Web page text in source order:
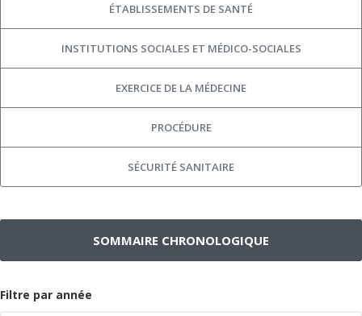
ÉTABLISSEMENTS DE SANTÉ
INSTITUTIONS SOCIALES ET MÉDICO-SOCIALES
EXERCICE DE LA MÉDECINE
PROCÉDURE
SÉCURITÉ SANITAIRE
SOMMAIRE CHRONOLOGIQUE
Filtre par année